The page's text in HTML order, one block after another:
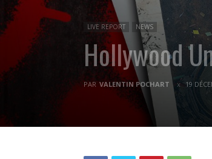
LIVE REPORT NEWS
Hollywood
PAR VALENTIN POCHART 19